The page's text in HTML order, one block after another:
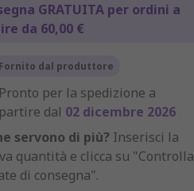
GRATUITA per ordini a
da 60,00 €
Fornito dal produttore
Pronto per la spedizione a
partire dal 02 dicembre 2026
servono di più? Inserisci la
quantità e clicca su "Controlla
di consegna".